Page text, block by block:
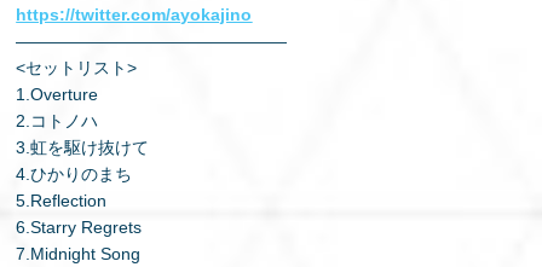
https://twitter.com/ayokajino
————————————————
<セットリスト>
1.Overture
2.コトノハ
3.虹を駆け抜けて
4.ひかりのまち
5.Reflection
6.Starry Regrets
7.Midnight Song